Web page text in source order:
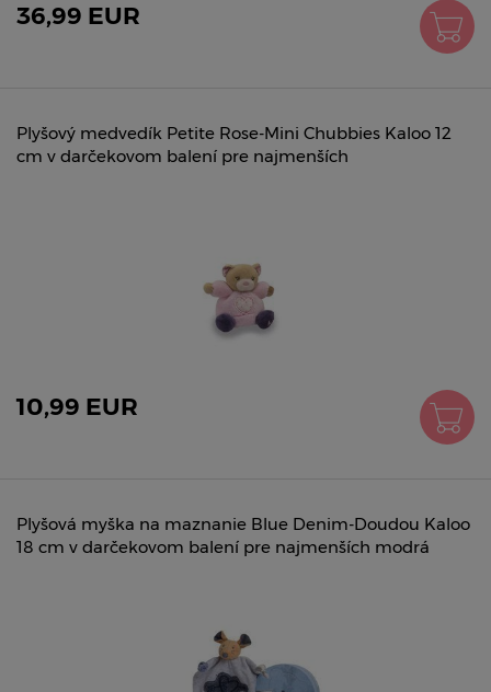
36,99 EUR
Plyšový medvedík Petite Rose-Mini Chubbies Kaloo 12
cm v darčekovom balení pre najmenších
10,99 EUR
Plyšová myška na maznanie Blue Denim-Doudou Kaloo
18 cm v darčekovom balení pre najmenších modrá